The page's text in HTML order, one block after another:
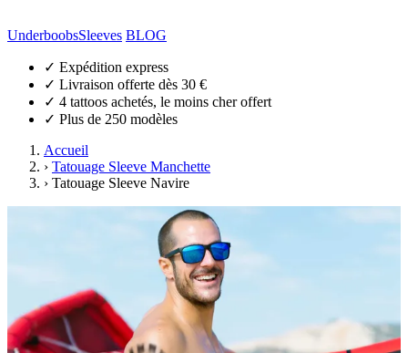
UnderboobsSleeves BLOG
✓ Expédition express
✓ Livraison offerte dès 30 €
✓ 4 tattoos achetés, le moins cher offert
✓ Plus de 250 modèles
Accueil
› Tatouage Sleeve Manchette
› Tatouage Sleeve Navire